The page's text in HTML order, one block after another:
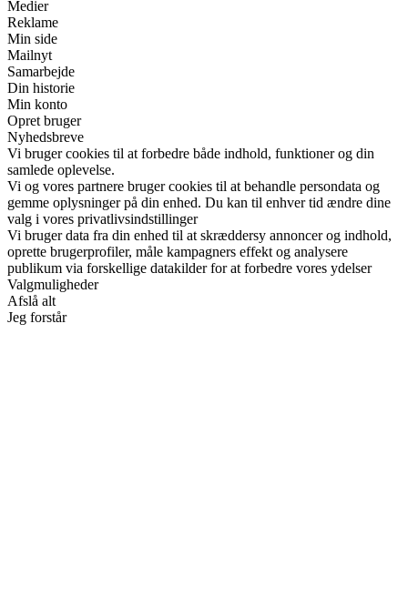
Medier
Reklame
Min side
Mailnyt
Samarbejde
Din historie
Min konto
Opret bruger
Nyhedsbreve
Vi bruger cookies til at forbedre både indhold, funktioner og din
samlede oplevelse.
Vi og vores partnere bruger cookies til at behandle persondata og
gemme oplysninger på din enhed. Du kan til enhver tid ændre dine
valg i vores privatlivsindstillinger
Vi bruger data fra din enhed til at skræddersy annoncer og indhold,
oprette brugerprofiler, måle kampagners effekt og analysere
publikum via forskellige datakilder for at forbedre vores ydelser
Valgmuligheder
Afslå alt
Jeg forstår